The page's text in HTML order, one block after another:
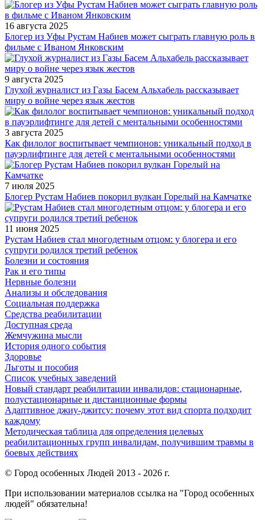
16 августа 2025
Блогер из Уфы Рустам Набиев может сыграть главную роль в
фильме с Иваном Янковским
9 августа 2025
Глухой журналист из Газы Басем Альхабель рассказывает
миру о войне через язык жестов
3 августа 2025
Как филолог воспитывает чемпионов: уникальный подход в
пауэрлифтинге для детей с ментальными особенностями
7 июля 2025
Блогер Рустам Набиев покорил вулкан Горелый на Камчатке
11 июня 2025
Рустам Набиев стал многодетным отцом: у блогера и его
супруги родился третий ребенок
Болезни и состояния
Рак и его типы
Нервные болезни
Анализы и обследования
Социальная поддержка
Средства реабилитации
Доступная среда
Жемчужина мысли
История одного события
Здоровье
Льготы и пособия
Список учебных заведений
Новый стандарт реабилитации инвалидов: стационарные,
полустационарные и дистанционные формы
Адаптивное джиу-джитсу: почему этот вид спорта подходит
каждому
Методическая таблица для определения целевых
реабилитационных групп инвалидам, получившим травмы в
боевых действиях
© Город особенных Людей 2013 - 2026 г.
При использовании материалов ссылка на "Город особенных
людей" обязательна!